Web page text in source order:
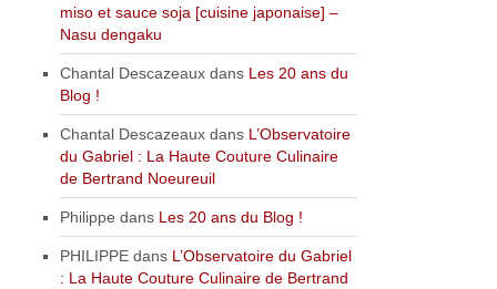
miso et sauce soja [cuisine japonaise] –
Nasu dengaku
Chantal Descazeaux dans Les 20 ans du
Blog !
Chantal Descazeaux dans L’Observatoire
du Gabriel : La Haute Couture Culinaire
de Bertrand Noeureuil
Philippe dans Les 20 ans du Blog !
PHILIPPE dans L’Observatoire du Gabriel
: La Haute Couture Culinaire de Bertrand